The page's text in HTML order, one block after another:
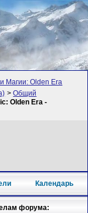
Магии: Olden Era
>Общий
Olden Era -
Календарь
форума: